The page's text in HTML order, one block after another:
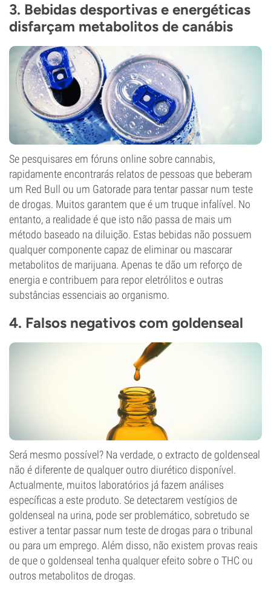
3. Bebidas desportivas e energéticas
disfarçam metabolitos de canábis
Se pesquisares em fóruns online sobre cannabis,
rapidamente encontrarás relatos de pessoas que beberam
um Red Bull ou um Gatorade para tentar passar num teste
de drogas. Muitos garantem que é um truque infalível. No
entanto, a realidade é que isto não passa de mais um
método baseado na diluição. Estas bebidas não possuem
qualquer componente capaz de eliminar ou mascarar
metabolitos de marijuana. Apenas te dão um reforço de
energia e contribuem para repor eletrólitos e outras
substâncias essenciais ao organismo.
4. Falsos negativos com goldenseal
Será mesmo possível? Na verdade, o extracto de goldenseal
não é diferente de qualquer outro diurético disponível.
Actualmente, muitos laboratórios já fazem análises
específicas a este produto. Se detectarem vestígios de
goldenseal na urina, pode ser problemático, sobretudo se
estiver a tentar passar num teste de drogas para o tribunal
ou para um emprego. Além disso, não existem provas reais
de que o goldenseal tenha qualquer efeito sobre o THC ou
outros metabolitos de drogas.